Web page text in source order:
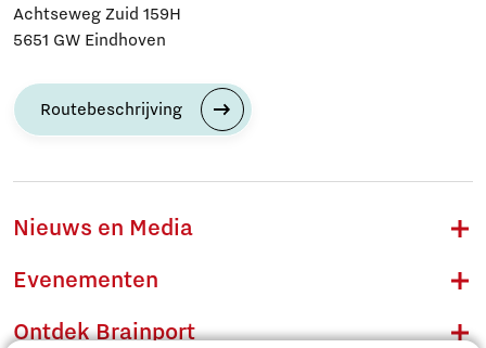
Achtseweg Zuid 159H
5651 GW Eindhoven
Routebeschrijving
Nieuws en Media
Evenementen
Ontdek Brainport